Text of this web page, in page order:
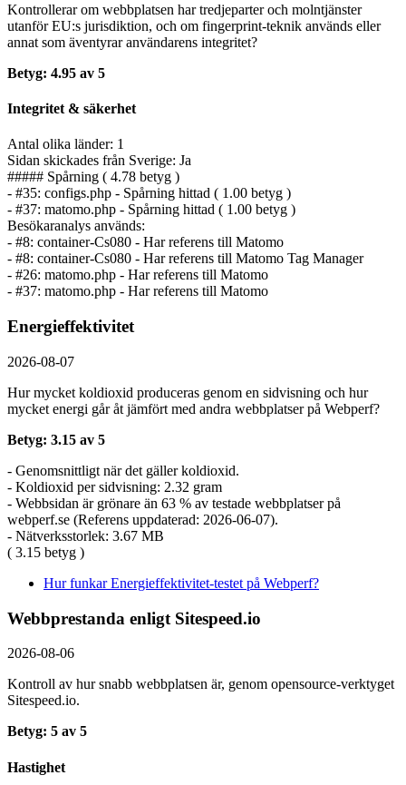
Kontrollerar om webbplatsen har tredjeparter och molntjänster
utanför EU:s jurisdiktion, och om fingerprint-teknik används eller
annat som äventyrar användarens integritet?
Betyg: 4.95 av 5
Integritet & säkerhet
Antal olika länder: 1
Sidan skickades från Sverige: Ja
##### Spårning ( 4.78 betyg )
- #35: configs.php - Spårning hittad ( 1.00 betyg )
- #37: matomo.php - Spårning hittad ( 1.00 betyg )
Besökaranalys används:
- #8: container-Cs080 - Har referens till Matomo
- #8: container-Cs080 - Har referens till Matomo Tag Manager
- #26: matomo.php - Har referens till Matomo
- #37: matomo.php - Har referens till Matomo
Energieffektivitet
2026-08-07
Hur mycket koldioxid produceras genom en sidvisning och hur
mycket energi går åt jämfört med andra webbplatser på Webperf?
Betyg: 3.15 av 5
- Genomsnittligt när det gäller koldioxid.
- Koldioxid per sidvisning: 2.32 gram
- Webbsidan är grönare än 63 % av testade webbplatser på
webperf.se (Referens uppdaterad: 2026-06-07).
- Nätverksstorlek: 3.67 MB
( 3.15 betyg )
Hur funkar Energieffektivitet-testet på Webperf?
Webbprestanda enligt Sitespeed.io
2026-08-06
Kontroll av hur snabb webbplatsen är, genom opensource-verktyget
Sitespeed.io.
Betyg: 5 av 5
Hastighet